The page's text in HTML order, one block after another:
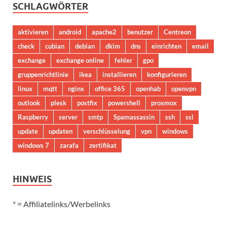
SCHLAGWÖRTER
aktivieren android apache2 benutzer
Centreon
check
cubian debian dkim dns einrichten
email
exchange
exchange online fehler
gpo
gruppenrichtlinie
ikea installieren
konfigurieren
linux
mqtt nginx office 365 openhab
openvpn
outlook
plesk postfix powershell
proxmox
Raspberry
server smtp Spamassassin ssh
ssl
update
updaten verschlüsselung vpn
windows
windows 7
zarafa zertifikat
HINWEIS
* = Affiliatelinks/Werbelinks